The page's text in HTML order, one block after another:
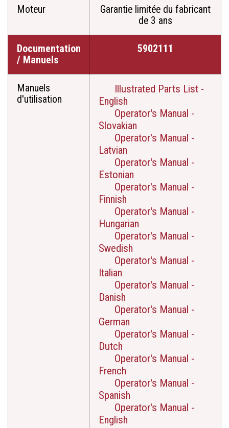
Moteur
Garantie limitée du fabricant
de 3 ans
Documentation
/ Manuels
5902111
Manuels
d'utilisation
Illustrated Parts List -
English
Operator's Manual -
Slovakian
Operator's Manual -
Latvian
Operator's Manual -
Estonian
Operator's Manual -
Finnish
Operator's Manual -
Hungarian
Operator's Manual -
Swedish
Operator's Manual -
Italian
Operator's Manual -
Danish
Operator's Manual -
German
Operator's Manual -
Dutch
Operator's Manual -
French
Operator's Manual -
Spanish
Operator's Manual -
English